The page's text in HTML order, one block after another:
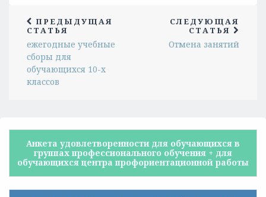
ПРЕДЫДУЩАЯ
СТАТЬЯ
ежегодные учебные
сборы для
обучающихся 10-х
классов
СЛЕДУЮЩАЯ
СТАТЬЯ
Отмена занятий
Анкета удовлетворенности для обучающихся в
группах профессионального обучения + для
обучающихся центра профориентационной работы